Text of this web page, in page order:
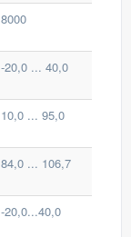
8000
-20,0 ... 40,0
10,0 ... 95,0
84,0 ... 106,7
-20,0...40,0